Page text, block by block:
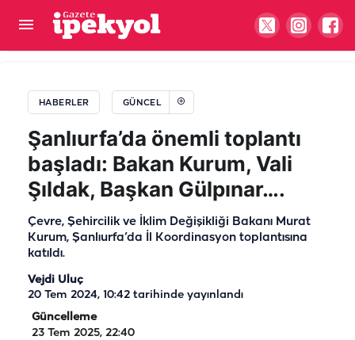
HABERLER GÜNCEL
Şanlıurfa’da önemli toplantı
başladı: Bakan Kurum, Vali
Şıldak, Başkan Gülpınar….
Çevre, Şehircilik ve İklim Değişikliği Bakanı Murat
Kurum, Şanlıurfa’da İl Koordinasyon toplantısına
katıldı.
Vejdi Uluç
20 Tem 2024, 10:42 tarihinde yayınlandı
Güncelleme
23 Tem 2025, 22:40
Harran İlçe Emniyet Müdürlüğü'ne yeni atama